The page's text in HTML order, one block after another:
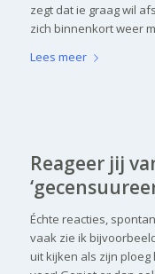
zegt dat ie graag wil
zich binnenkort weer
Lees meer
Reageer jij
Échte reacties,
vaak zie ik
uit kijken als zijn ploeg